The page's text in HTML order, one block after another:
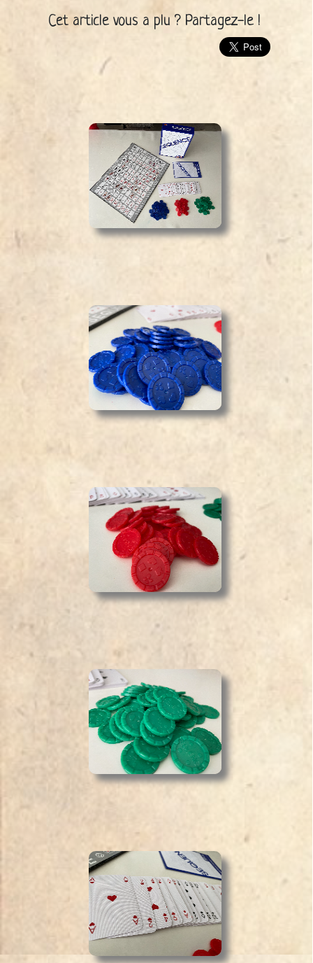
Cet article vous a plu ? Partagez-le !